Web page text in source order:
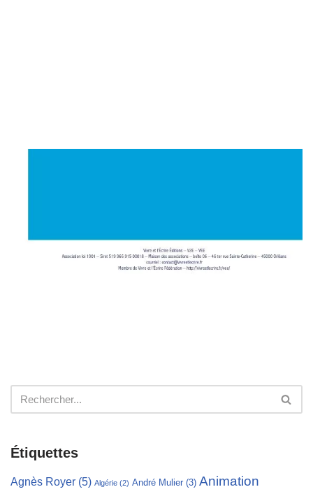
Étiquettes
Agnès Royer (5) Algérie (2) André Mulier (3) Animation